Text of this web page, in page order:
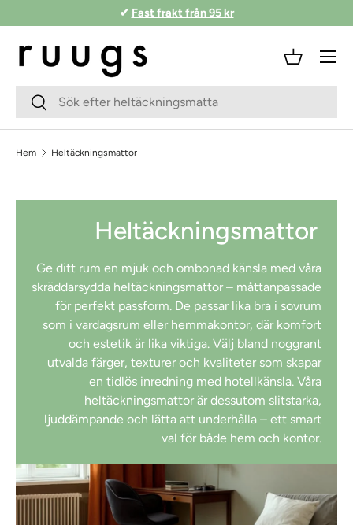
Hoppa till innehåll
✔ Fast frakt från 95 kr
Sökfält
Skicka
Korg
Meny
Hem Heltäckningsmattor
Heltäckningsmattor
Ge ditt rum en mjuk och ombonad känsla med våra
skräddarsydda heltäckningsmattor – måttanpassade
för perfekt passform. De passar lika bra i sovrum
som i vardagsrum eller hemmakontor, där komfort
och estetik är lika viktiga. Välj bland noggrant
utvalda färger, texturer och kvaliteter som skapar
en tidlös inredning med hotellkänsla. Våra
heltäckningsmattor är dessutom slitstarka,
ljuddämpande och lätta att underhålla – ett smart
val för både hem och kontor.